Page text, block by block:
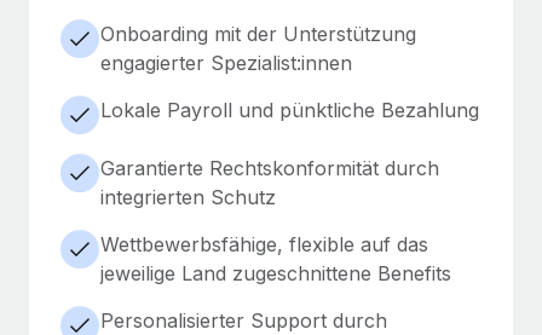
Onboarding mit der Unterstützung
engagierter Spezialist:innen
Lokale Payroll und pünktliche Bezahlung
Garantierte Rechtskonformität durch
integrierten Schutz
Wettbewerbsfähige, flexible auf das
jeweilige Land zugeschnittene Benefits
Personalisierter Support durch